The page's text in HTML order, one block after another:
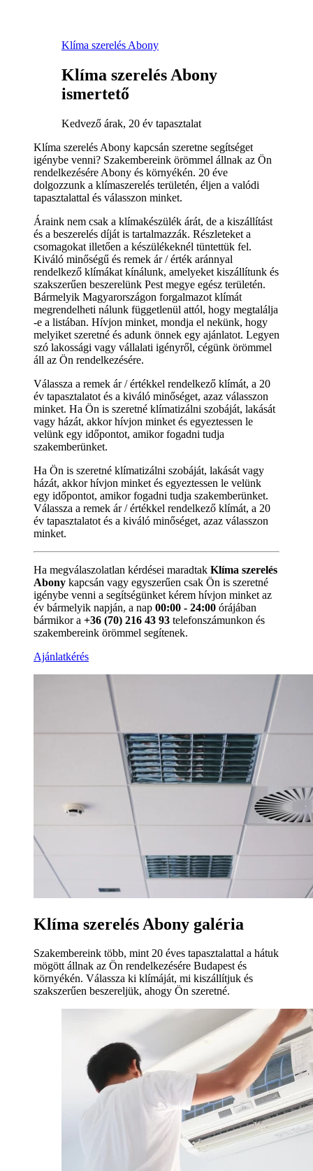
Klíma szerelés Abony
Klíma szerelés Abony
ismertető
Kedvező árak, 20 év tapasztalat
Klíma szerelés Abony kapcsán szeretne segítséget
igénybe venni? Szakembereink örömmel állnak az Ön
rendelkezésére Abony és környékén. 20 éve
dolgozzunk a klímaszerelés területén, éljen a valódi
tapasztalattal és válasszon minket.
Áraink nem csak a klímakészülék árát, de a kiszállítást
és a beszerelés díját is tartalmazzák. Részleteket a
csomagokat illetően a készülékeknél tüntettük fel.
Kiváló minőségű és remek ár / érték aránnyal
rendelkező klímákat kínálunk, amelyeket kiszállítunk és
szakszerűen beszerelünk Pest megye egész területén.
Bármelyik Magyarországon forgalmazot klímát
megrendelheti nálunk függetlenül attól, hogy megtalálja
-e a listában. Hívjon minket, mondja el nekünk, hogy
melyiket szeretné és adunk önnek egy ajánlatot. Legyen
szó lakossági vagy vállalati igényről, cégünk örömmel
áll az Ön rendelkezésére.
Válassza a remek ár / értékkel rendelkező klímát, a 20
év tapasztalatot és a kiváló minőséget, azaz válasszon
minket. Ha Ön is szeretné klímatizálni szobáját, lakását
vagy házát, akkor hívjon minket és egyeztessen le
velünk egy időpontot, amikor fogadni tudja
szakemberünket.
Ha Ön is szeretné klímatizálni szobáját, lakását vagy
házát, akkor hívjon minket és egyeztessen le velünk
egy időpontot, amikor fogadni tudja szakemberünket.
Válassza a remek ár / értékkel rendelkező klímát, a 20
év tapasztalatot és a kiváló minőséget, azaz válasszon
minket.
Ha megválaszolatlan kérdései maradtak Klíma szerelés
Abony kapcsán vagy egyszerűen csak Ön is szeretné
igénybe venni a segítségünket kérem hívjon minket az
év bármelyik napján, a nap 00:00 - 24:00 órájában
bármikor a +36 (70) 216 43 93 telefonszámunkon és
szakembereink örömmel segítenek.
Ajánlatkérés
Klíma szerelés Abony galéria
Szakembereink több, mint 20 éves tapasztalattal a hátuk
mögött állnak az Ön rendelkezésére Budapest és
környékén. Válassza ki klímáját, mi kiszállítjuk és
szakszerűen beszereljük, ahogy Ön szeretné.